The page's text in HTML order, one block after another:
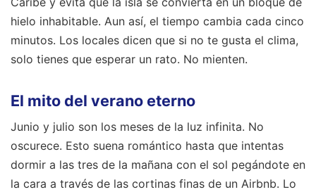
hielo inhabitable. Aun así, el tiempo cambia cada cinco
minutos. Los locales dicen que si no te gusta el clima,
solo tienes que esperar un rato. No mienten.
El mito del verano eterno
Junio y julio son los meses de la luz infinita. No
oscurece. Esto suena romántico hasta que intentas
dormir a las tres de la mañana con el sol pegándote en
la cara a través de las cortinas finas de un Airbnb. Lo